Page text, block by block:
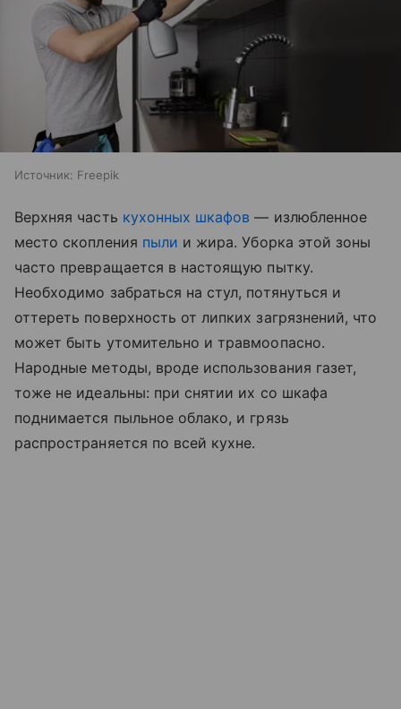
Источник: Freepik
Верхняя часть кухонных шкафов — излюбленное
место скопления пыли и жира. Уборка этой зоны
часто превращается в настоящую пытку.
Необходимо забраться на стул, потянуться и
оттереть поверхность от липких загрязнений, что
может быть утомительно и травмоопасно.
Народные методы, вроде использования газет,
тоже не идеальны: при снятии их со шкафа
поднимается пыльное облако, и грязь
распространяется по всей кухне.